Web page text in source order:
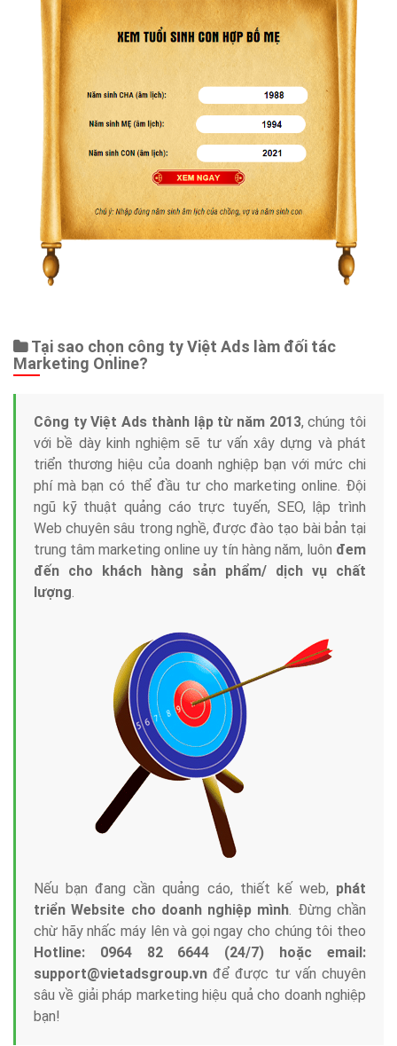
Tại sao chọn công ty Việt Ads làm đối tác
Marketing Online?
Công ty Việt Ads thành lập từ năm 2013, chúng tôi
với bề dày kinh nghiệm sẽ tư vấn xây dựng và phát
triển thương hiệu của doanh nghiệp bạn với mức chi
phí mà bạn có thể đầu tư cho marketing online. Đội
ngũ kỹ thuật quảng cáo trực tuyến, SEO, lập trình
Web chuyên sâu trong nghề, được đào tạo bài bản tại
trung tâm marketing online uy tín hàng năm, luôn đem
đến cho khách hàng sản phẩm/ dịch vụ chất
lượng.
Nếu bạn đang cần quảng cáo, thiết kế web, phát
triển Website cho doanh nghiệp mình. Đừng chần
chừ hãy nhấc máy lên và gọi ngay cho chúng tôi theo
Hotline: 0964 82 6644 (24/7) hoặc email:
support@vietadsgroup.vn để được tư vấn chuyên
sâu về giải pháp marketing hiệu quả cho doanh nghiệp
bạn!